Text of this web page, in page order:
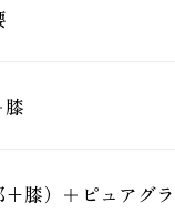
+膝）＋ピュアグ